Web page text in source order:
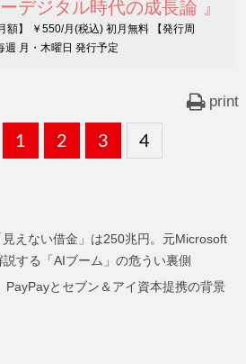
デジタル時代の成長論 』
額】 ￥550/月(税込) 初月無料 【発行周
週 月・木曜日 発行予定
print
固
ー
ジ
1 ,
固
ー
ジ
2 ,
固
ー
ジ
3 ,
固
ー
ジ
4
えない借金」は250兆円。元Microsoft
する「AIブーム」の危うい裏側
PayPayとセブン＆アイ資本提携の背景